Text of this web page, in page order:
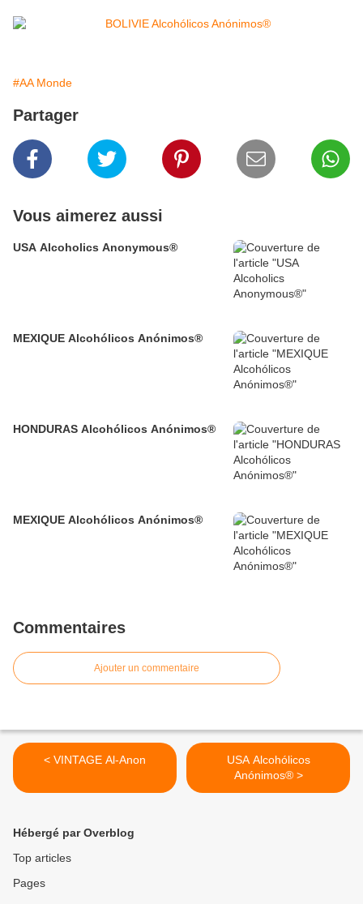
#AA Monde
Partager
Vous aimerez aussi
USA Alcoholics Anonymous®
MEXIQUE Alcohólicos Anónimos®
HONDURAS Alcohólicos Anónimos®
MEXIQUE Alcohólicos Anónimos®
Commentaires
Ajouter un commentaire
< VINTAGE Al-Anon
USA Alcohólicos
Anónimos® >
Hébergé par Overblog
Top articles
Pages